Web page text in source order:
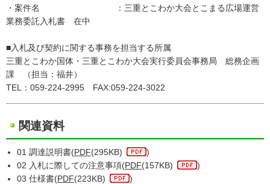
・案件名 ：三重とこわか大会とこまる広場運営
業務委託入札書 在中
■入札及び契約に関する事務を担当する所属
三重とこわか国体・三重とこわか大会実行委員会事務局 総務企画
課 （担当：福井）
TEL：059-224-2995 FAX:059-224-3022
関連資料
01 調達説明書(PDF(295KB)
)
02 入札に際しての注意事項(PDF(157KB)
)
03 仕様書(PDF(223KB)
)